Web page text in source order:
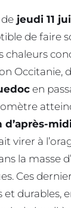
jeudi 11
de faire
chaleurs
Occitanie,
en
d’après-
virer à
la masse
Ces
et durables,